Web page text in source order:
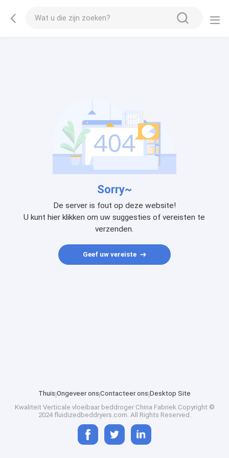
Sorry~
De server is fout op deze website!
U kunt hier klikken om uw suggesties of vereisten te
verzenden.
Geef uw vereiste
Thuis Ongeveer ons Contacteer ons Desktop Site
Kwaliteit Verticale vloeibaar beddrogerChina Fabriek.Copyright ©
2024 fluidizedbeddryers.com. All Rights Reserved.